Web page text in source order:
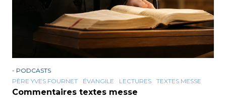
- PODCASTS
PÈRE YVES FOURNET
ÉVANGILE LECTURES TEXTES MESSE
Commentaires textes messe